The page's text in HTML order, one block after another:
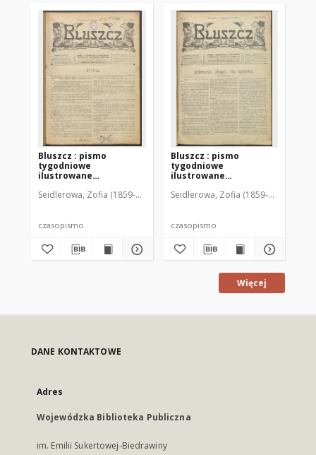
Bluszcz : pismo
tygodniowe
ilustrowane
kobiecym, 1912 R. 48, nr
Seidlerowa, Zofia (1859-1919). Red. i Wyd.
czasopismo
Bluszcz : pismo
tygodniowe
ilustrowane
kobiecym, 1912 R. 48, nr
Seidlerowa, Zofia (1859-1919). Red.
czasopismo
Więcej
DANE KONTAKTOWE
Adres
Wojewódzka Biblioteka Publiczna
im. Emilii Sukertowej-Biedrawiny